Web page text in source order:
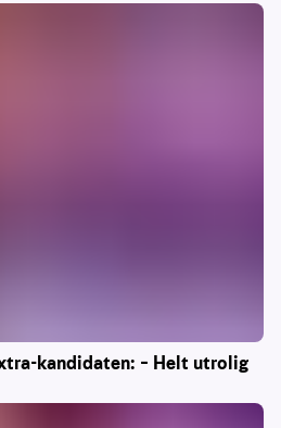
kandidaten: – Helt utrolig